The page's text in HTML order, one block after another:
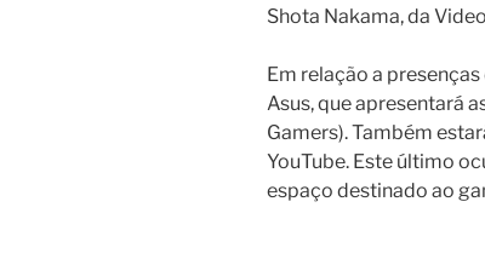
Shota Nakama, da
Em relação a
Asus, que apresentará
Gamers). Também
YouTube. Este último
espaço destinado ao